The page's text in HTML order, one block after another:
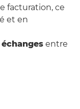
facturation, ce
et en
entre